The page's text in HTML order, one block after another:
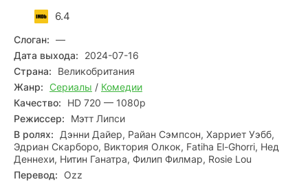
6.4
Слоган: —
Дата выхода:
2024-07-16
Страна:
Великобритания
Жанр: Сериалы / Комедии
Качество:
HD 720 — 1080p
Режиссер:
Мэтт Липси
В ролях:
Дэнни Дайер, Райан Сэмпсон, Харриет Уэбб,
Эдриан Скарборо, Виктория Олкок, Fatiha El-Ghorri, Нед
Деннехи, Нитин Ганатра, Филип Филмар, Rosie Lou
Перевод: Ozz